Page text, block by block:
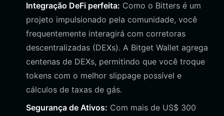
Integração DeFi perfeita: Como o Bitters é um
projeto impulsionado pela comunidade, você
frequentemente interagirá com corretoras
descentralizadas (DEXs). A Bitget Wallet agrega
centenas de DEXs, permitindo que você troque
tokens com o melhor slippage possível e
cálculos de taxas de gás.
Segurança de Ativos: Com mais de US$ 300